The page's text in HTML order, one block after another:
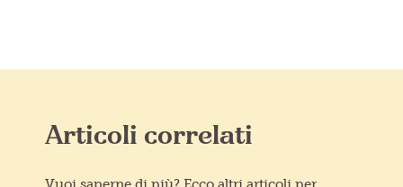
Articoli correlati